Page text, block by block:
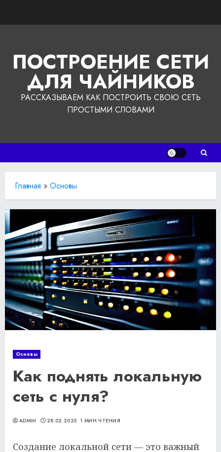
ПОСТРОЕНИЕ СЕТИ
ДЛЯ ЧАЙНИКОВ
РАССКАЗЫВАЕМ КАК ПОСТРОИТЬ СВОЮ СЕТЬ
ПРОСТЫМИ СЛОВАМИ
Главная » Основы
Основы
Как поднять локальную
сеть с нуля?
ADMIN 28.02.2025 1 МИН ЧТЕНИЯ
Создание локальной сети — это важный